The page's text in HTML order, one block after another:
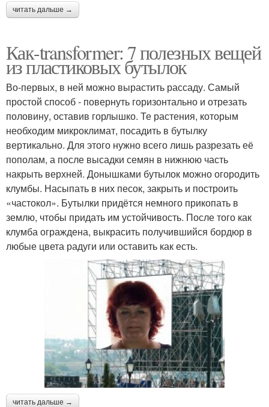
читать дальше →
Как-transformer: 7 полезных вещей
из пластиковых бутылок
Во-первых, в ней можно вырастить рассаду. Самый
простой способ - повернуть горизонтально и отрезать
половину, оставив горлышко. Те растения, которым
необходим микроклимат, посадить в бутылку
вертикально. Для этого нужно всего лишь разрезать её
пополам, а после высадки семян в нижнюю часть
накрыть верхней. Донышками бутылок можно огородить
клумбы. Насыпать в них песок, закрыть и построить
«частокол». Бутылки придётся немного прикопать в
землю, чтобы придать им устойчивость. После того как
клумба ограждена, выкрасить получившийся бордюр в
любые цвета радуги или оставить как есть.
читать дальше →